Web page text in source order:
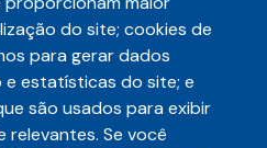
do site; cookies de
para gerar dados
estatísticas do site; e
são usados para exibir
Se você